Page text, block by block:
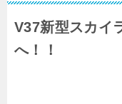
V37新型スカイ
へ！！